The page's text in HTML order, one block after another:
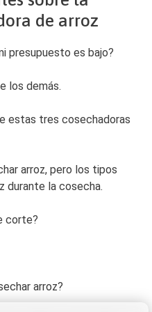
de arroz
presupuesto es bajo?
los demás.
estas tres cosechadoras
arroz, pero los tipos
durante la cosecha.
corte?
arroz?